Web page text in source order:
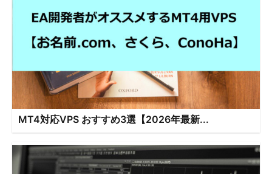
MT4対応VPS おすすめ3選【2026年最新...